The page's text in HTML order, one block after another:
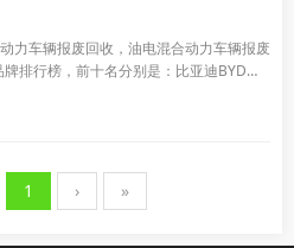
力车辆报废回收，油电混合动力车辆报废
排行榜，前十名分别是：比亚迪BYD、
Ben...
1 › »